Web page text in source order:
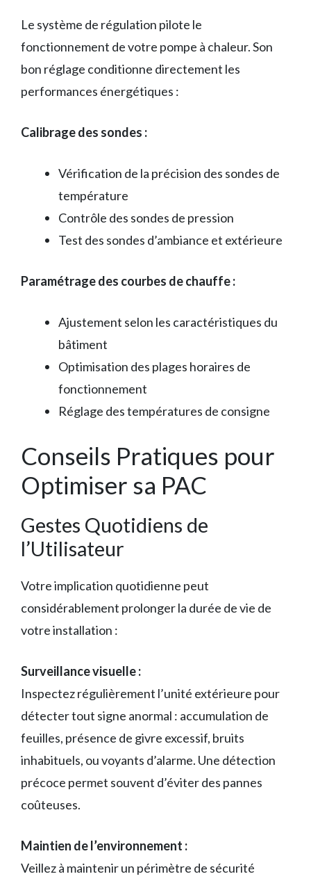
Le système de régulation pilote le
fonctionnement de votre pompe à chaleur. Son
bon réglage conditionne directement les
performances énergétiques :
Calibrage des sondes :
Vérification de la précision des sondes de
température
Contrôle des sondes de pression
Test des sondes d’ambiance et extérieure
Paramétrage des courbes de chauffe :
Ajustement selon les caractéristiques du
bâtiment
Optimisation des plages horaires de
fonctionnement
Réglage des températures de consigne
Conseils Pratiques pour
Optimiser sa PAC
Gestes Quotidiens de
l’Utilisateur
Votre implication quotidienne peut
considérablement prolonger la durée de vie de
votre installation :
Surveillance visuelle :
Inspectez régulièrement l’unité extérieure pour
détecter tout signe anormal : accumulation de
feuilles, présence de givre excessif, bruits
inhabituels, ou voyants d’alarme. Une détection
précoce permet souvent d’éviter des pannes
coûteuses.
Maintien de l’environnement :
Veillez à maintenir un périmètre de sécurité